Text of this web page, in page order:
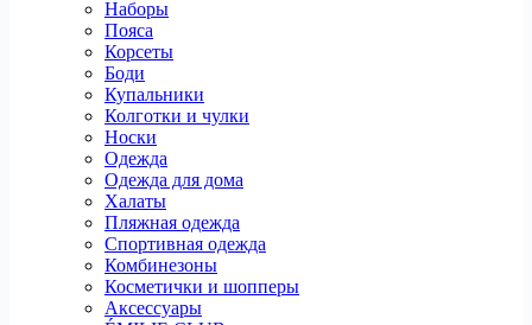
Наборы
Пояса
Корсеты
Боди
Купальники
Колготки и чулки
Носки
Одежда
Одежда для дома
Халаты
Пляжная одежда
Спортивная одежда
Комбинезоны
Косметички и шопперы
Аксессуары